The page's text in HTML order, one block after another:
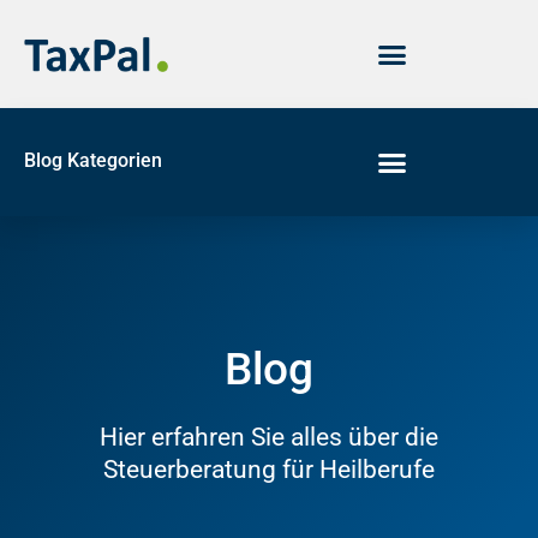
Blog Kategorien
Blog
Hier erfahren Sie alles über die
Steuerberatung für Heilberufe